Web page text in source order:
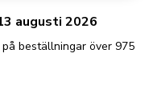
augusti 2026
på beställningar över 975